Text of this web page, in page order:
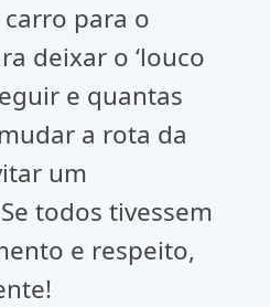
para o
deixar o ‘louco
e quantas
a rota da
um
todos tivessem
e respeito,